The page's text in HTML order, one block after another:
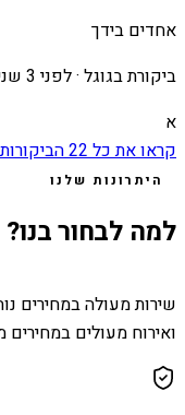
אחדים בידך
ביקורת בגוגל ·לפני 3 שנים
א
קראו את כל22
היתרונות שלנו
למה לבחור בנו?
שירות מעולה במחירים
ואירוח מעולים